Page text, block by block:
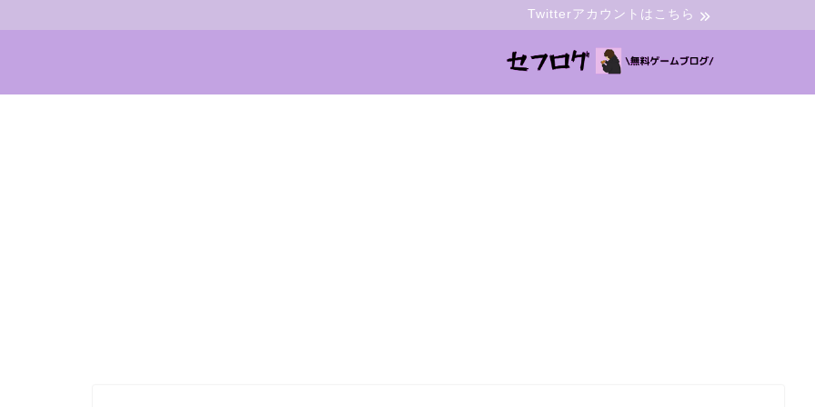
Twitterアカウントはこちら